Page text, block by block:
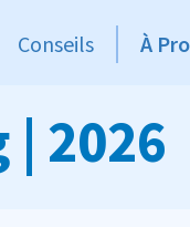
Conseils À
2026